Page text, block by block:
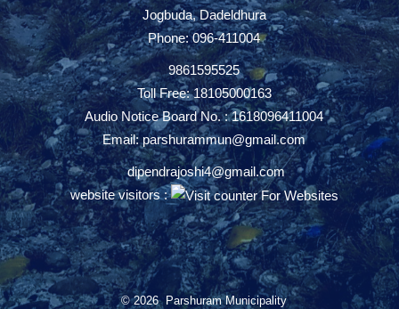
Jogbuda, Dadeldhura
Phone: 096-411004
9861595525
Toll Free: 18105000163
Audio Notice Board No. : 1618096411004
Email:parshurammun@gmail.com
dipendrajoshi4@gmail.com
website visitors :
© 2026 Parshuram Municipality